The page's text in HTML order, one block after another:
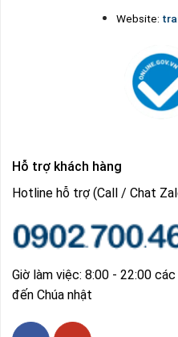
Website:
Hỗ trợ khách hàng
Hotline hỗ trợ (Call / Chat
Giờ làm việc: 8:00 - 22:00
đến Chúa nhật